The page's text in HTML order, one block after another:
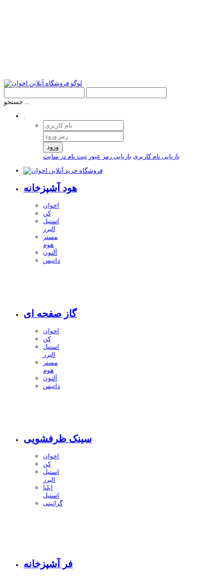
جستجو ...
.
ورود
بازیابی نام کاربری بازیابی رمز عبور ثبت نام در سایت
هود آشپزخانه
اخوان
کن
استیل
البرز
مستر
هوم
آلتون
داتیس
گاز صفحه ای
اخوان
کن
استیل
البرز
مستر
هوم
آلتون
داتیس
سینک ظرفشویی
اخوان
کن
استیل
البرز
ایلیا
استیل
گرانیتی
فر آشپزخانه